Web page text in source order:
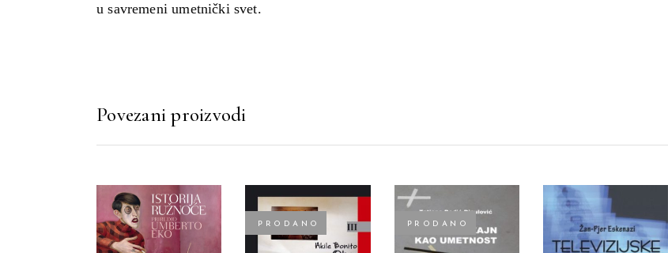
u savremeni umetnički svet.
Povezani proizvodi
PRODANO PRODANO